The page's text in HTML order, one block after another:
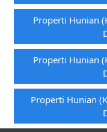
Properti Hunian
Properti Hunian
Properti Hunian